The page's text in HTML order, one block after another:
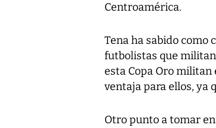
Centroamérica.
Tena ha sabido como
futbolistas que
esta Copa Oro militan
ventaja para ellos, ya
Otro punto a tomar